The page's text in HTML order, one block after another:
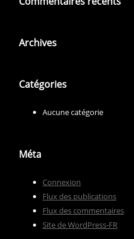
Archives
Catégories
Aucune catégorie
Méta
Connexion
Flux des publications
Flux des commentaires
Site de WordPress-FR